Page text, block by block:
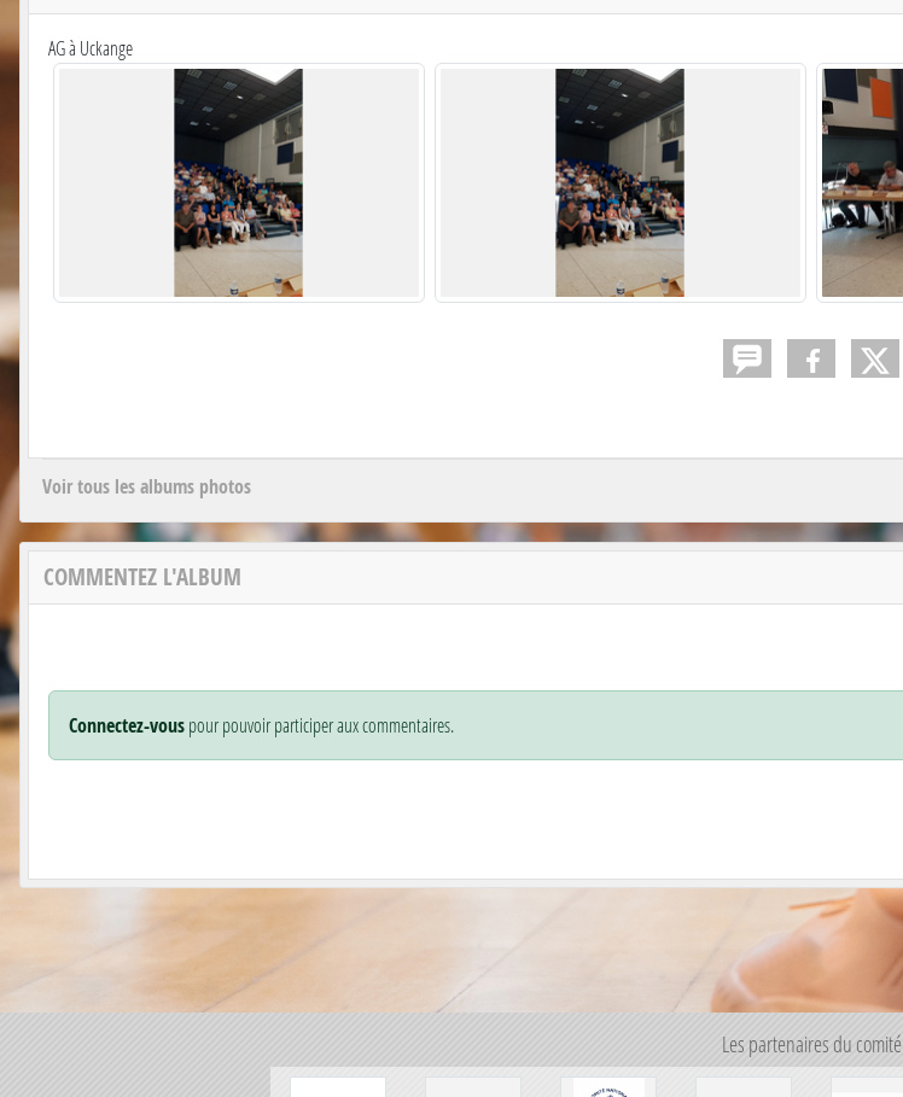
AG à Uckange
Voir tous les albums photos
COMMENTEZ L'ALBUM
Connectez-vouspour pouvoir participer aux commentaires.
Les partenaires du comité